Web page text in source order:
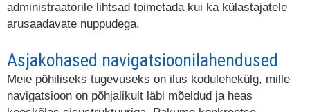
administraatorile lihtsad toimetada kui ka külastajatele
arusaadavate nuppudega.
Asjakohased navigatsioonilahendused
Meie põhiliseks tugevuseks on ilus kodulehekülg, mille
navigatsioon on põhjalikult läbi mõeldud ja heas